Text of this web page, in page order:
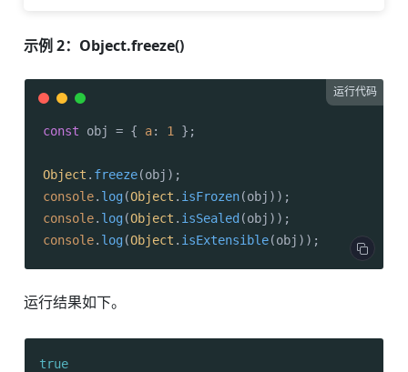
示例 2：Object.freeze()
运行代码
const obj = { a: 1 };
Object . freeze
console. log(Object . isFrozen
console. log(Object . isSealed
console. log(Object . isExtensible(obj));
运行结果如下。
true